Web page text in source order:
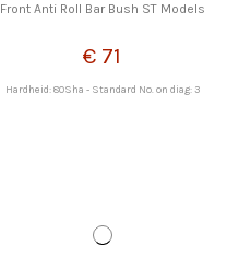
Front Anti Roll Bar Bush ST Models
€ 71
Hardheid: 80Sha - Standard No. on diag: 3